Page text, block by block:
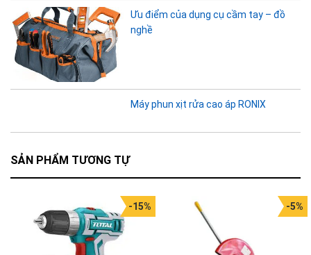
Ưu điểm của dụng cụ cầm tay – đồ
nghề
Máy phun xịt rửa cao áp RONIX
SẢN PHẨM TƯƠNG TỰ
-15% -5%